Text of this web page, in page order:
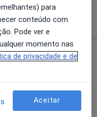
para
conteúdo com
Pode ver e
momento nas
de privacidade e de
Aceitar